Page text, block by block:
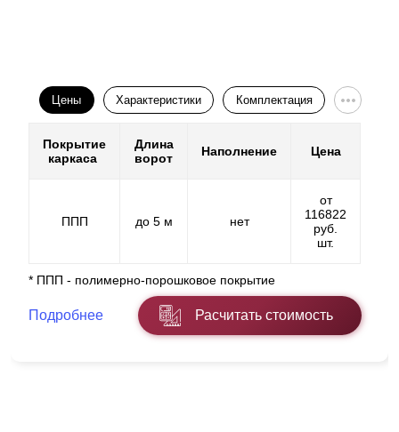
Цены Характеристики Комплектация
Покрытие
каркаса
Длина
ворот
Наполнение Цена
ППП до 5 м нет
от
116822
руб.
шт.
* ППП - полимерно-порошковое покрытие
Подробнее Расчитать стоимость